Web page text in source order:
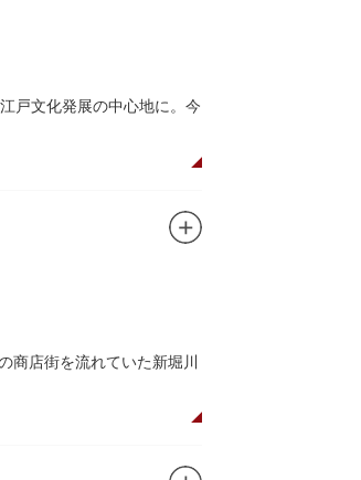
戸文化発展の中心地に。今
（じょうこうろ）が鎮
、毎日定時に法要が執り
黒天が祀られた影向堂
世のお店も閉まり、シャ
と比べて人が少なくゆっ
商店街を流れていた新堀川
170軒の専門店が集まる個